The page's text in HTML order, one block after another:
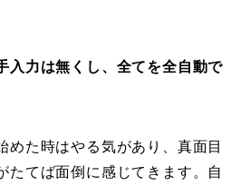
入力は無くし、全てを全自動で
めた時はやる気があり、真面目
たてば面倒に感じてきます。自